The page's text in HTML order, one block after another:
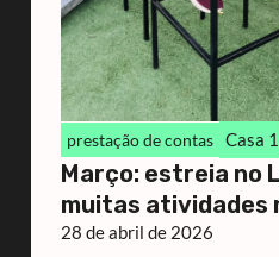
prestação de contas Casa 1
Março: estreia no
muitas atividades
28 de abril de 2026